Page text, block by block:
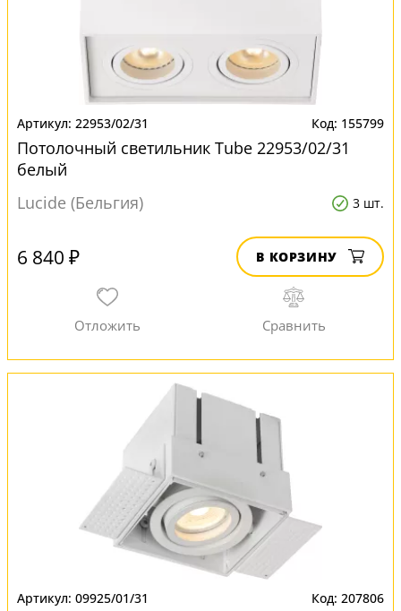
22953/02/31 155799
Потолочный светильник Tube 22953/02/31
белый
Lucide (Бельгия)
3 шт.
6 840 ₽ В КОРЗИНУ
09925/01/31 207806